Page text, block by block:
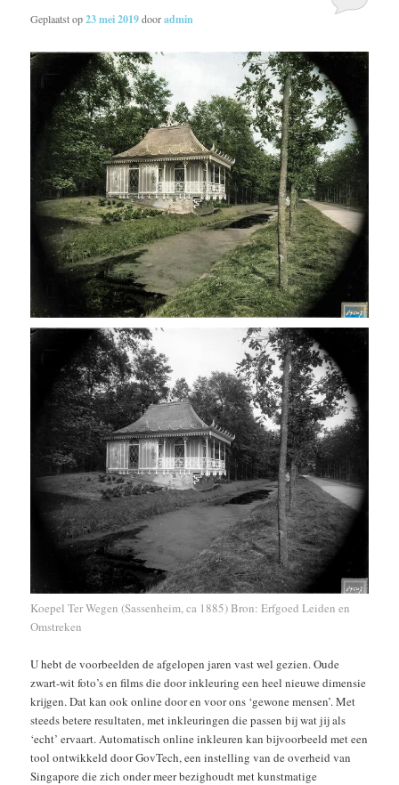
Geplaatst op23 mei 2019dooradmin
Koepel Ter Wegen (Sassenheim, ca 1885) Bron: Erfgoed Leiden en
Omstreken
U hebt de voorbeelden de afgelopen jaren vast wel gezien. Oude
zwart-wit foto’s en films die door inkleuring een heel nieuwe dimensie
krijgen. Dat kan ook online door en voor ons ‘gewone mensen’. Met
steeds betere resultaten, met inkleuringen die passen bij wat jij als
‘echt’ ervaart. Automatisch online inkleuren kan bijvoorbeeld met een
tool ontwikkeld door GovTech, een instelling van de overheid van
Singapore die zich onder meer bezighoudt met kunstmatige